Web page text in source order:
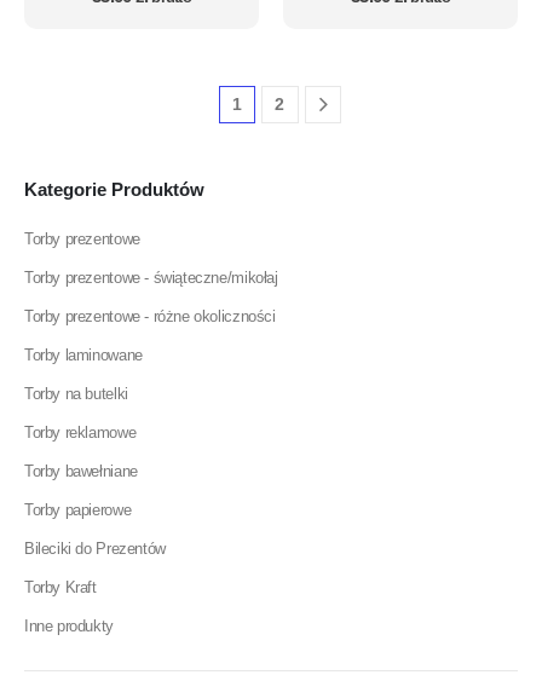
1 2
Kategorie Produktów
Torby prezentowe
Torby prezentowe - świąteczne/mikołaj
Torby prezentowe - różne okoliczności
Torby laminowane
Torby na butelki
Torby reklamowe
Torby bawełniane
Torby papierowe
Bileciki do Prezentów
Torby Kraft
Inne produkty